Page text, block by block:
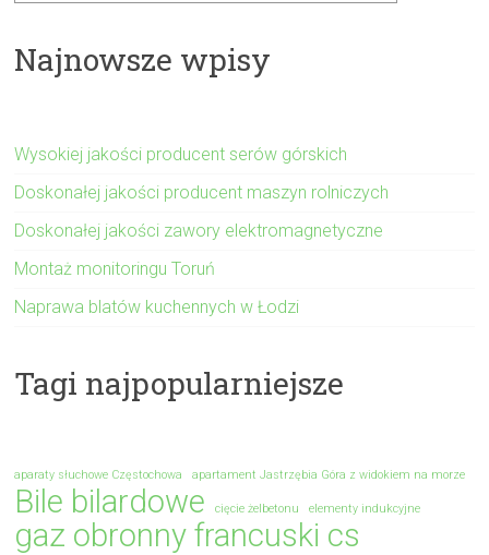
Najnowsze wpisy
Wysokiej jakości producent serów górskich
Doskonałej jakości producent maszyn rolniczych
Doskonałej jakości zawory elektromagnetyczne
Montaż monitoringu Toruń
Naprawa blatów kuchennych w Łodzi
Tagi najpopularniejsze
aparaty słuchowe Częstochowa apartament Jastrzębia Góra z widokiem na morze
Bile bilardowe cięcie żelbetonu elementy indukcyjne
gaz obronny francuski cs